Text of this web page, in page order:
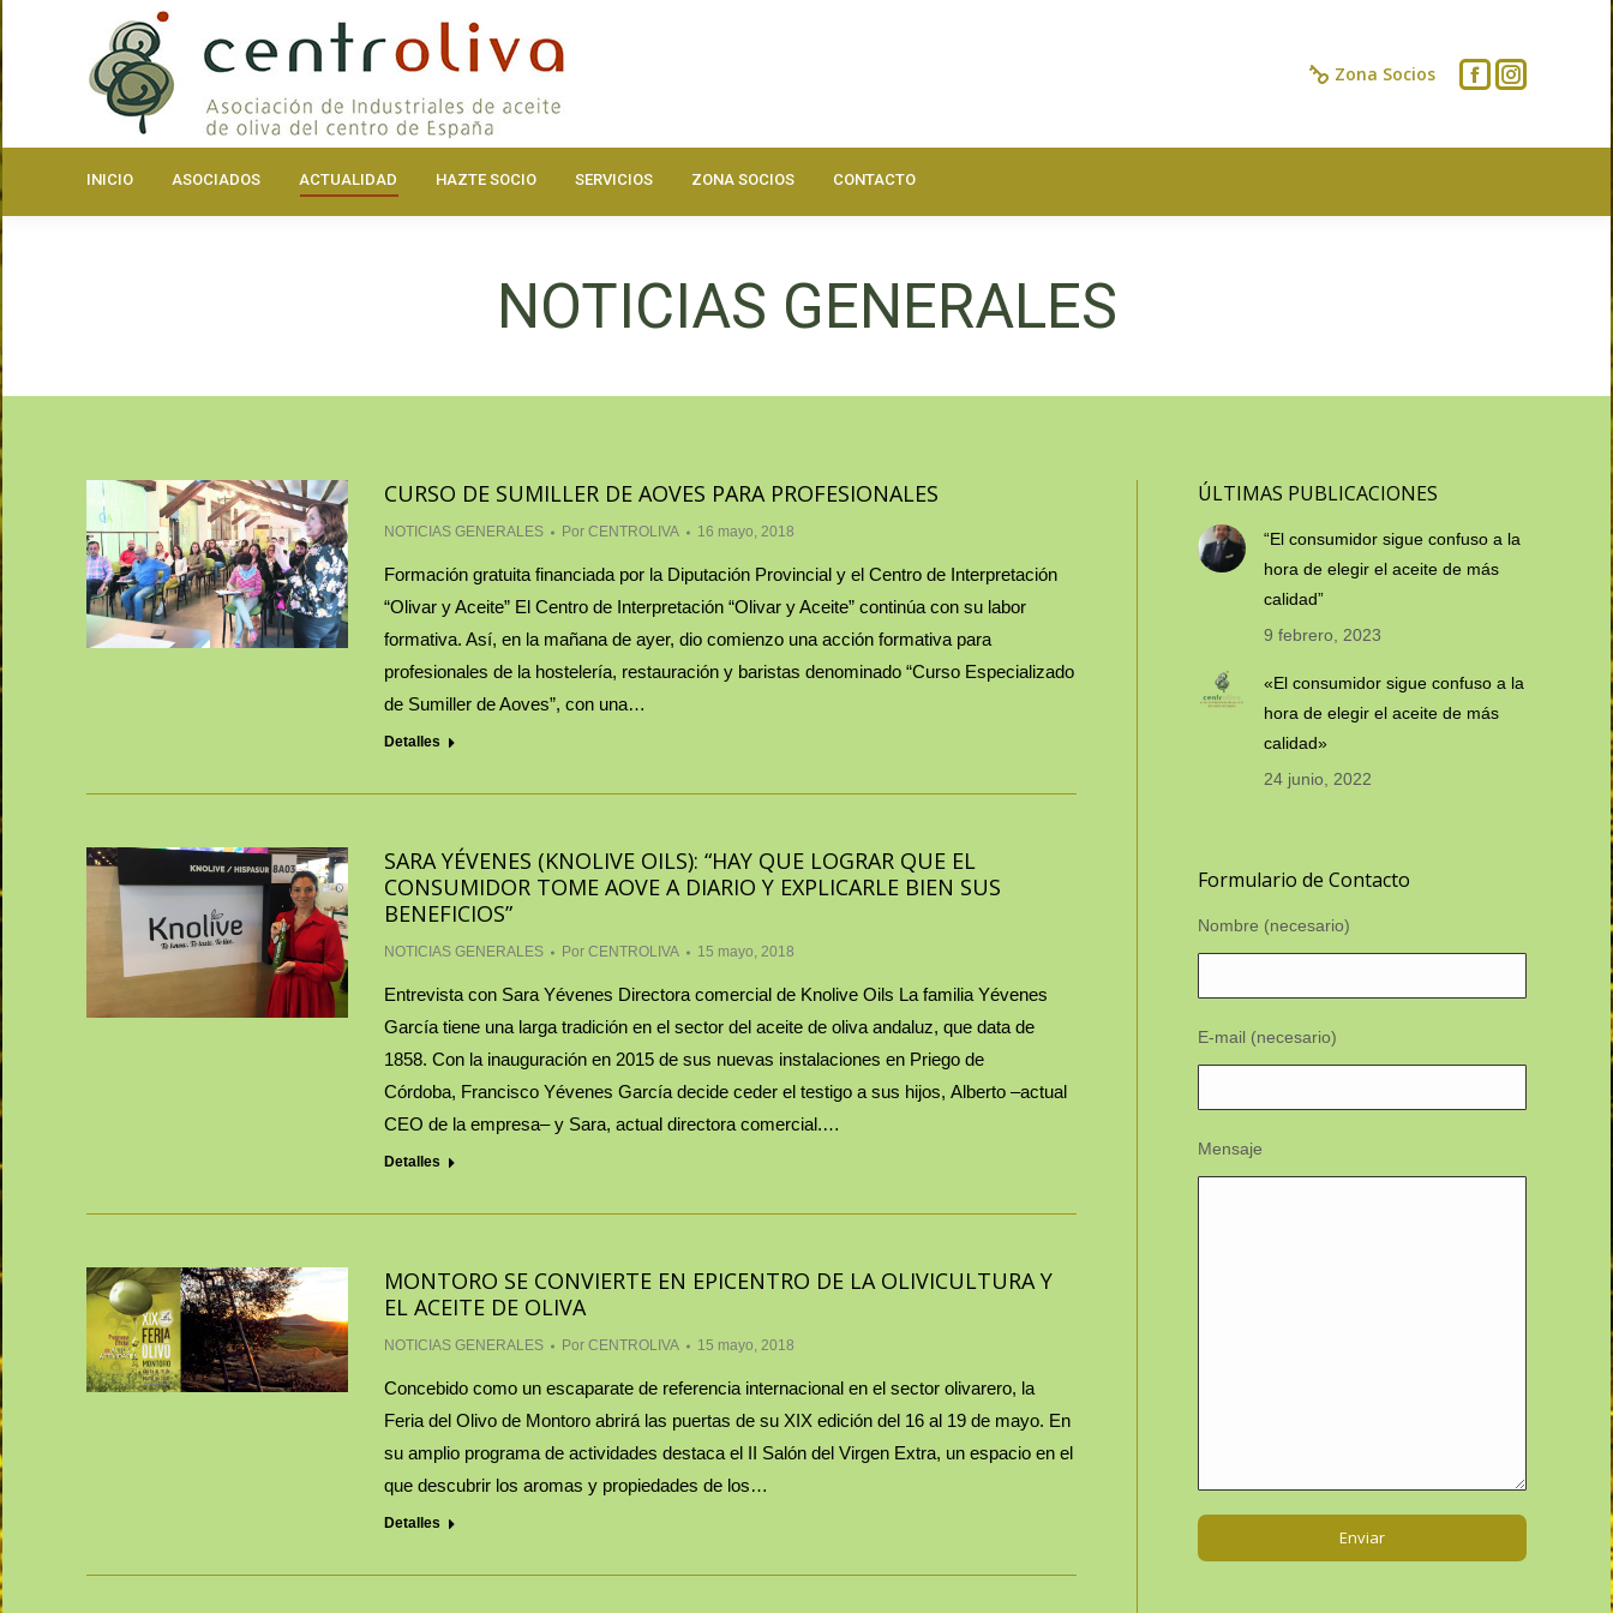
Zona Socios
INICIO ASOCIADOS ACTUALIDAD HAZTE SOCIO SERVICIOS ZONA SOCIOS CONTACTO
NOTICIAS GENERALES
CURSO DE SUMILLER DE AOVES PARA PROFESIONALES
NOTICIAS GENERALES Por CENTROLIVA 16 mayo, 2018
Formación gratuita financiada por la Diputación Provincial y el Centro de Interpretación
“Olivar y Aceite” El Centro de Interpretación “Olivar y Aceite” continúa con su labor
formativa. Así, en la mañana de ayer, dio comienzo una acción formativa para
profesionales de la hostelería, restauración y baristas denominado “Curso Especializado
de Sumiller de Aoves”, con una…
Detalles
SARA YÉVENES (KNOLIVE OILS): “HAY QUE LOGRAR QUE EL
CONSUMIDOR TOME AOVE A DIARIO Y EXPLICARLE BIEN SUS
BENEFICIOS”
NOTICIAS GENERALES Por CENTROLIVA 15 mayo, 2018
Entrevista con Sara Yévenes Directora comercial de Knolive Oils La familia Yévenes
García tiene una larga tradición en el sector del aceite de oliva andaluz, que data de
1858. Con la inauguración en 2015 de sus nuevas instalaciones en Priego de
Córdoba, Francisco Yévenes García decide ceder el testigo a sus hijos, Alberto –actual
CEO de la empresa– y Sara, actual directora comercial.…
Detalles
MONTORO SE CONVIERTE EN EPICENTRO DE LA OLIVICULTURA Y
EL ACEITE DE OLIVA
NOTICIAS GENERALES Por CENTROLIVA 15 mayo, 2018
Concebido como un escaparate de referencia internacional en el sector olivarero, la
Feria del Olivo de Montoro abrirá las puertas de su XIX edición del 16 al 19 de mayo. En
su amplio programa de actividades destaca el II Salón del Virgen Extra, un espacio en el
que descubrir los aromas y propiedades de los…
Detalles
ÚLTIMAS PUBLICACIONES
“El consumidor sigue confuso a la
hora de elegir el aceite de más
calidad”
9 febrero, 2023
«El consumidor sigue confuso a la
hora de elegir el aceite de más
calidad»
24 junio, 2022
Formulario de Contacto
Nombre (necesario)
E-mail (necesario)
Mensaje
ASOCIADOS